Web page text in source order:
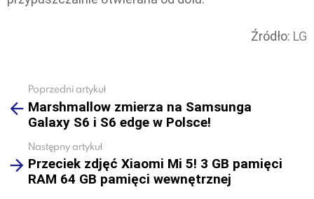
Źródło: LG
more
Poprzedni artykuł
Marshmallow zmierza na Samsunga
Galaxy S6 i S6 edge w Polsce!
Następny artykuł
Przeciek zdjęć Xiaomi Mi 5! 3 GB pamięci
RAM 64 GB pamięci wewnętrznej